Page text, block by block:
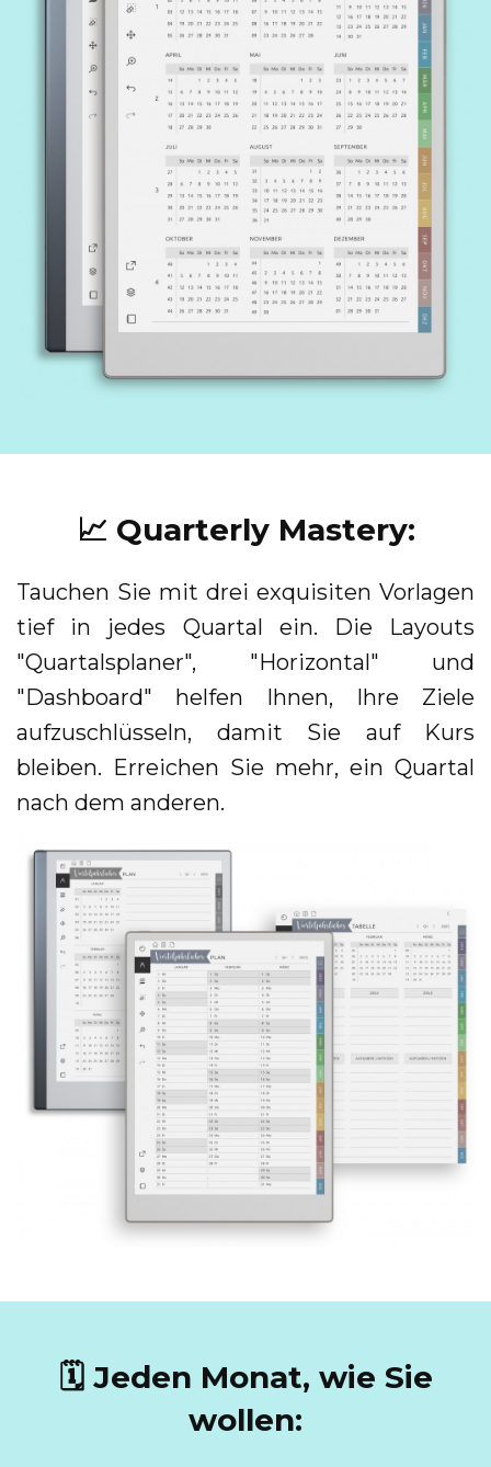
📈 Quarterly Mastery:
Tauchen Sie mit drei exquisiten Vorlagen
tief in jedes Quartal ein. Die Layouts
"Quartalsplaner", "Horizontal" und
"Dashboard" helfen Ihnen, Ihre Ziele
aufzuschlüsseln, damit Sie auf Kurs
bleiben. Erreichen Sie mehr, ein Quartal
nach dem anderen.
🗓 Jeden Monat, wie Sie
wollen: